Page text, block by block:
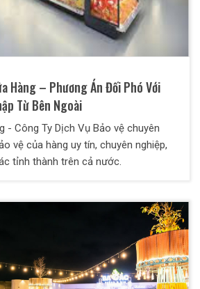
Hàng – Phương Án Đối Phó Với
Từ Bên Ngoài
- Công Ty Dịch Vụ Bảo vệ chuyên
vệ của hàng uy tín, chuyên nghiệp,
tỉnh thành trên cả nước.